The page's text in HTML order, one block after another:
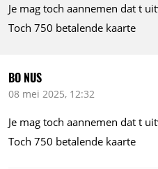
Je mag toch aannemen dat t
Toch 750 betalende kaarte
BO NUS
08 mei 2025, 12:32
Je mag toch aannemen dat t
Toch 750 betalende kaarte